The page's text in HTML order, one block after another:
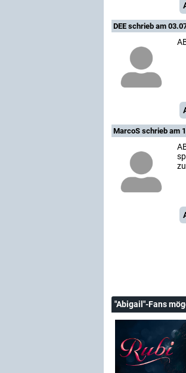
DEE schrieb am
MarcoS schrieb am
"Abigail"-Fans